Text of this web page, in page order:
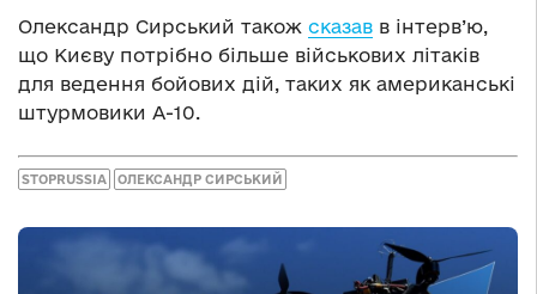
Олександр Сирський також сказав в інтерв’ю,
що Києву потрібно більше військових літаків
для ведення бойових дій, таких як американські
штурмовики А-10.
STOPRUSSIA ОЛЕКСАНДР СИРСЬКИЙ